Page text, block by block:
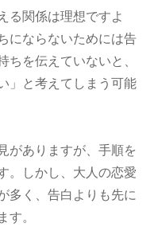
る関係は理想ですよ
にならないためには告
を伝えていないと、
」と考えてしまう可能
がありますが、手順を
。しかし、大人の恋愛
多く、告白よりも先に
。